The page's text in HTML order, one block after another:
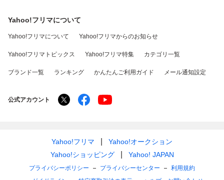
Yahoo!フリマについて
Yahoo!フリマについて Yahoo!フリマからのお知らせ
Yahoo!フリマトピックス Yahoo!フリマ特集 カテゴリ一覧
ブランド一覧 ランキング かんたんご利用ガイド メール通知設定
公式アカウント
Yahoo!フリマ
Yahoo!オークション
Yahoo!ショッピング
Yahoo! JAPAN
プライバシーポリシー プライバシーセンター
利用規約